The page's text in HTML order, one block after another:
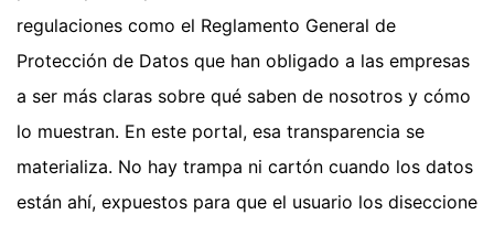
regulaciones como el Reglamento General de
Protección de Datos que han obligado a las empresas
a ser más claras sobre qué saben de nosotros y cómo
lo muestran. En este portal, esa transparencia se
materializa. No hay trampa ni cartón cuando los datos
están ahí, expuestos para que el usuario los diseccione